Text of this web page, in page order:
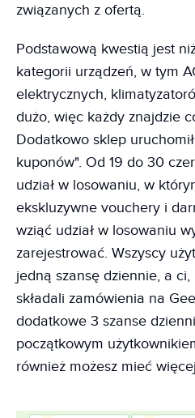
związanych z ofertą.
Podstawową kwestią jest
kategorii urządzeń, w tym
elektrycznych,
dużo, więc każdy znajdzie
Dodatkowo sklep
kuponów". Od 19 do 30
udział w losowaniu, w
ekskluzywne vouchery i
wziąć udział w losowaniu
zarejestrować. Wszyscy
jedną szansę dziennie, a
składali zamówienia na
dodatkowe 3 szanse
początkowym
również możesz mieć